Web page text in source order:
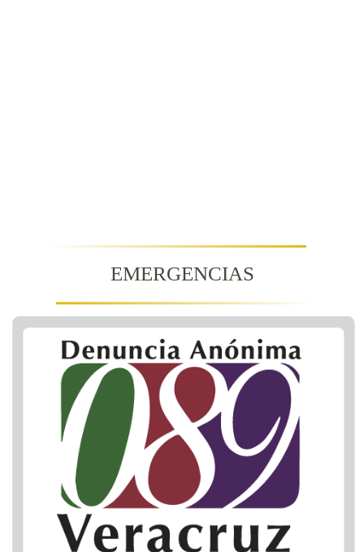
EMERGENCIAS